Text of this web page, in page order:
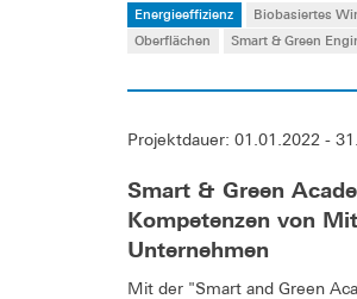
Energieeffizienz Biobasiertes
Oberflächen
Smart & Green
Projektdauer: 01.01.2022 -
Smart & Green
Kompetenzen von
Unternehmen
Mit der "Smart and Green